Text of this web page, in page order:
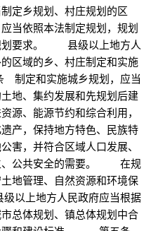
定乡规划、村庄规划的区
当依照本法制定规划，规划
划要求。 县级以上地方人
区域的乡、村庄制定和实施
定和实施城乡规划，应当
地、集约发展和先规划后建
源、能源节约和综合利用，
产，保持地方特色、民族特
害，并符合区域人口发展、
、公共安全的需要。 在规
地管理、自然资源和环境保
上地方人民政府应当根据
总体规划、镇总体规划中合